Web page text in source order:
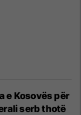
e Kosovës për
serb thotë